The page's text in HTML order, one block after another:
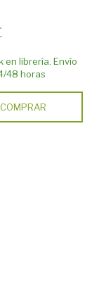
en librería. Envío
48 horas
COMPRAR